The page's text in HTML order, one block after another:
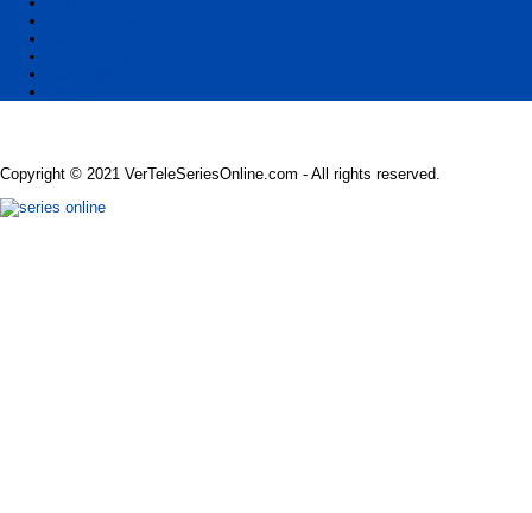
Copyright © 2021 VerTeleSeriesOnline.com - All rights reserved.